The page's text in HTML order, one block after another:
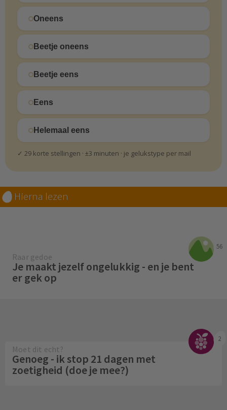
Oneens
Beetje oneens
Beetje eens
Eens
Helemaal eens
✓ 29 korte stellingen · ±3 minuten · je gelukstype per mail
Hierna lezen
56
Raar gedoe
Je maakt jezelf ongelukkig - en je bent
er gek op
2
Moet dit echt?
Genoeg - ik stop 21 dagen met
zoetigheid (doe je mee?)